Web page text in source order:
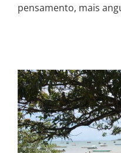
pensamento, mais
A